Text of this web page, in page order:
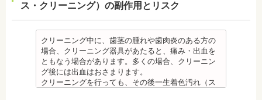
・治療の経過と治療後の見た目に個人差が大きくあ
らわれる治療です。また、歯科医師との見解の相違
も起こりえます。歯科医師とよくご相談ください。
・矯正力が強すぎると、歯の根が短くなる「歯根吸
収」が起こるリスクが高くなります。
・歯や骨の状態、歯の動きを妨げる癖があった場
合、虫歯や歯周病の発生など、治療計画よりも治療
期間が長くなる場合があります。
・矯正終了して数か月から数年経過するとかみ合わ
せが悪くなる可能性があります。かみ合わせが悪く
なると、咀嚼障害、頭痛、肩こりを招く事がありま
また、かみ合わせのバランスが崩れることで、口が
大きく開かない、食事を噛むときに痛みが出る顎関
節症を発症する場合があります。他にも自律神経失
調症になることもあります。かみ合わせが原因の場
合は、かみ合わせの治療を行います。 その他
す。
病の治療を行う必要もあります。
治療終了後
・矯正終了後に噛み合わせが悪くなる可能性があり
ます。
噛み合わせが悪くなると、咀嚼障害、頭痛、肩こり
ラントの機能をより長く維持するために、定期検診
異なり保険適用外となります。
・インプラント治療は、お子様、妊婦の方は受けら
れません。骨の成長途中になるお子様は、インプラ
ント治療はできません。痛み止め、抗生物質等を治
療に使用するため妊娠中、妊娠の可能性のある方、
授乳中の方は、インプラント治療はお控えくださ
歯科医師と十分に相談しましょう。
【プロフィール】
日本大学歯学部卒業
日本大学歯学部口腔外科第２講座大学院卒業
歯学博士（口腔外科学）
日本大学歯学部非常勤講師
社会福祉法人富士白苑理事
ニング」と書いているところと「PMTC」と書いてい
るところがあります。PMTCは専用の機器が用いられ
るのに対し、クリーニングは歯科医院によっては歯
石を落とすスケーリングの場合や、PMTCの場合もあ
るので、事前に内容を確認されるとよいでしょう。
監修医情報 医療法人社団日坂会 理事長 日坂充
宏先生
【プロフィール】
ス・クリーニング）の副作用とリスク
クリーニング中に、歯茎の腫れや歯肉炎のある方の
場合、クリーニング器具があたると、痛み・出血を
ともなう場合があります。多くの場合、クリーニン
グ後には出血はおさまります。
クリーニングを行っても、その後一生着色汚れ（ス